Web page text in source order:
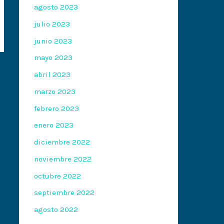
agosto 2023
julio 2023
junio 2023
mayo 2023
abril 2023
marzo 2023
febrero 2023
enero 2023
diciembre 2022
noviembre 2022
octubre 2022
septiembre 2022
agosto 2022